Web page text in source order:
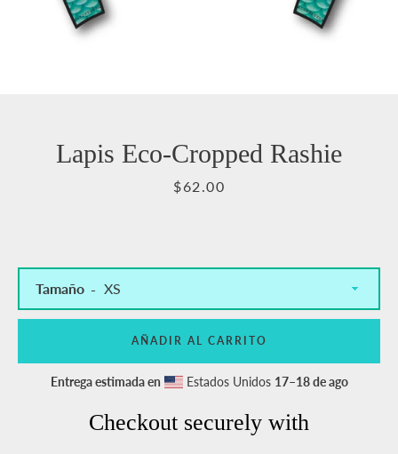
InstagramYouTube
Lapis Eco-Cropped Rashie
Precio
$62.00
Tamaño
AÑADIR AL CARRITO
Entrega estimada en Estados Unidos 17⁠–18 de ago
Checkout securely with